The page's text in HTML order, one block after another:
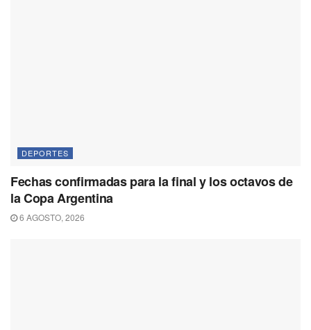
DEPORTES
Fechas confirmadas para la final y los octavos de
la Copa Argentina
6 AGOSTO, 2026